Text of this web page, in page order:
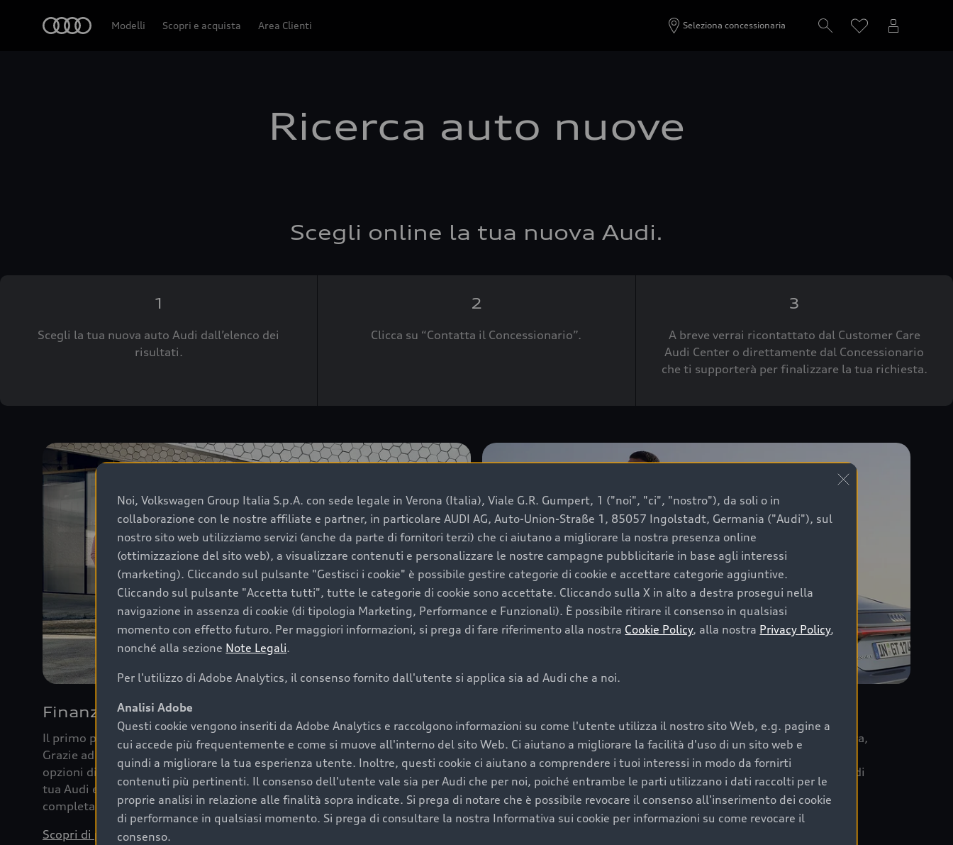
Modelli Scopri e acquista Area Clienti Seleziona concessionaria
Ricerca auto nuove
Scegli online la tua nuova Audi.
1
Scegli la tua nuova auto Audi dall’elenco dei
risultati.
2
Clicca su “Contatta il Concessionario”.
3
A breve verrai ricontattato dal Customer Care
Audi Center o direttamente dal Concessionario
che ti supporterà per finalizzare la tua richiesta.
Finanziare la tua Audi
Il primo passo verso l’emozione di guidare un’Audi è comprarne una.
Grazie ad Audi Financial Services possiamo fornirti un’ampia gamma di
opzioni di acquisto. Con Audi Value ti garantiamo il valore futuro della
tua Audi e, al termine del finanziamento, tutta la libertà di scegliere se
completare l’acquisto, sostituirla o restituirla.
Scopri di più
Per la tua nuova Audi, entro la data di immatricolazione della vettura,
puoi attivare il Piano Premium Care. Scopri i cinque diversi livelli di
copertura previsti, personalizzati secondo le tabelle manutenzione di
ogni auto.
Scopri di più
Noi, Volkswagen Group Italia S.p.A. con sede legale in Verona (Italia), Viale G.R. Gumpert, 1 ("noi", "ci", "nostro"), da soli o in
collaborazione con le nostre affiliate e partner, in particolare AUDI AG, Auto-Union-Straße 1, 85057 Ingolstadt, Germania ("Audi"), sul
nostro sito web utilizziamo servizi (anche da parte di fornitori terzi) che ci aiutano a migliorare la nostra presenza online
(ottimizzazione del sito web), a visualizzare contenuti e personalizzare le nostre campagne pubblicitarie in base agli interessi
(marketing). Cliccando sul pulsante "Gestisci i cookie" è possibile gestire categorie di cookie e accettare categorie aggiuntive.
Cliccando sul pulsante "Accetta tutti", tutte le categorie di cookie sono accettate. Cliccando sulla X in alto a destra prosegui nella
navigazione in assenza di cookie (di tipologia Marketing, Performance e Funzionali). È possibile ritirare il consenso in qualsiasi
momento con effetto futuro. Per maggiori informazioni, si prega di fare riferimento alla nostra Cookie Policy, alla nostra Privacy Policy,
nonché alla sezione Note Legali.
Per l'utilizzo di Adobe Analytics, il consenso fornito dall'utente si applica sia ad Audi che a noi.
Analisi Adobe
Questi cookie vengono inseriti da Adobe Analytics e raccolgono informazioni su come l'utente utilizza il nostro sito Web, e.g. pagine a
cui accede più frequentemente e come si muove all'interno del sito Web. Ci aiutano a migliorare la facilità d'uso di un sito web e
quindi a migliorare la tua esperienza utente. Inoltre, questi cookie ci aiutano a comprendere i tuoi interessi in modo da fornirti
contenuti più pertinenti. Il consenso dell'utente vale sia per Audi che per noi, poiché entrambe le parti utilizzano i dati raccolti per le
proprie analisi in relazione alle finalità sopra indicate. Si prega di notare che è possibile revocare il consenso all'inserimento dei cookie
di performance in qualsiasi momento. Si prega di consultare la nostra Informativa sui cookie per informazioni su come revocare il
consenso.